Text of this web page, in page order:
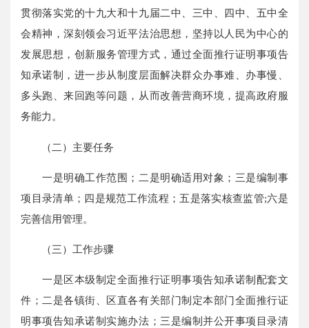
贯彻落实党的十九大和十九届二中、三中、四中、五中全
会精神，深刻领会习近平法治思想，坚持以人民为中心的
发展思想，创新服务管理方式，通过全面推行证明事项告
知承诺制，进一步从制度层面解决群众办事难、办事慢、
多头跑、来回跑等问题，从而改善营商环境，提高政府服
务能力。
（二）主要任务
一是明确工作范围；二是明确适用对象；三是编制事
项目录清单；四是规范工作流程；五是落实核查监管;六是
完善信用管理。
（三）工作步骤
一是区本级制定全面推行证明事项告知承诺制配套文
件；二是各镇街、区直各有关部门制定本部门全面推行证
明事项告知承诺制实施办法；三是编制并公开事项目录清